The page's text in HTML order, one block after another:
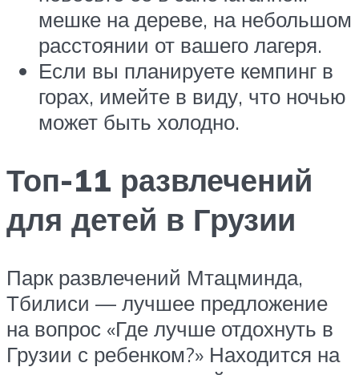
мешке на дереве, на небольшом
расстоянии от вашего лагеря.
Если вы планируете кемпинг в
горах, имейте в виду, что ночью
может быть холодно.
Топ-11 развлечений
для детей в Грузии
Парк развлечений Мтацминда,
Тбилиси — лучшее предложение
на вопрос «Где лучше отдохнуть в
Грузии с ребенком?» Находится на